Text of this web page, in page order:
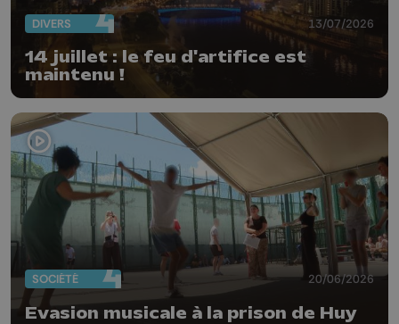
DIVERS 13/07/2026
14 juillet : le feu d'artifice est
maintenu !
SOCIÉTÉ 20/06/2026
Evasion musicale à la prison de Huy